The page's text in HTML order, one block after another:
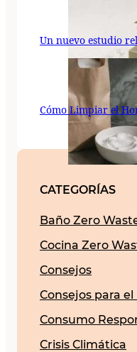
Un nuevo estudio
Cómo Limpiar el
CATEGORÍAS
Baño Zero
Cocina Zero
Consejos
Consejos para el
Consumo
Crisis Climática